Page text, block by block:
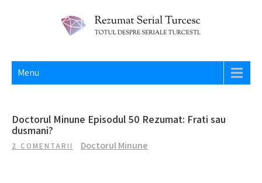
REZUMAT SERIAL TURCESC
Menu
Doctorul Minune Episodul 50 Rezumat: Frati sau
dusmani?
2 COMENTARII Doctorul Minune